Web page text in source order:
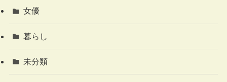
女優
暮らし
未分類